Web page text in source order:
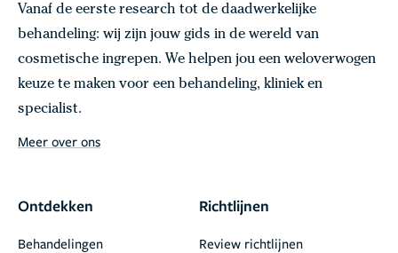
Vanaf de eerste research tot de daadwerkelijke
behandeling: wij zijn jouw gids in de wereld van
cosmetische ingrepen. We helpen jou een weloverwogen
keuze te maken voor een behandeling, kliniek en
specialist.
Meer over ons
Ontdekken
Behandelingen
Richtlijnen
Review richtlijnen